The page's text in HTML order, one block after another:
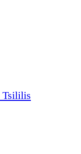
Tsililis